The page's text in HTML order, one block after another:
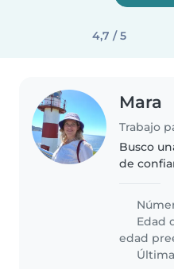
4,7 / 5
Mara
Busco
de
retire a
jardín
Edad
edad